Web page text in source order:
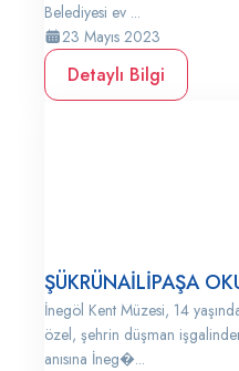
Belediyesi ev ...
23 Mayıs 2023
Detaylı Bilgi
ŞÜKRÜNAİLİPAŞA
İnegöl Kent Müzesi, 14
özel, şehrin düşman
anısına İneg�...